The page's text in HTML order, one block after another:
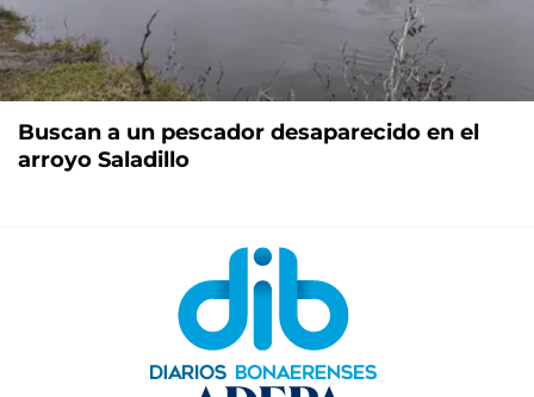
Buscan a un pescador desaparecido en el
arroyo Saladillo